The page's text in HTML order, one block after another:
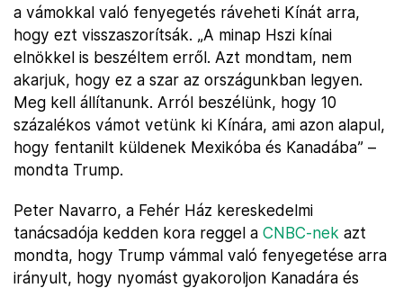
a vámokkal való fenyegetés ráveheti Kínát arra,
hogy ezt visszaszorítsák. „A minap Hszi kínai
elnökkel is beszéltem erről. Azt mondtam, nem
akarjuk, hogy ez a szar az országunkban legyen.
Meg kell állítanunk. Arról beszélünk, hogy 10
százalékos vámot vetünk ki Kínára, ami azon alapul,
hogy fentanilt küldenek Mexikóba és Kanadába” –
mondta Trump.
Peter Navarro, a Fehér Ház kereskedelmi
tanácsadója kedden kora reggel a CNBC-nek azt
mondta, hogy Trump vámmal való fenyegetése arra
irányult, hogy nyomást gyakoroljon Kanadára és